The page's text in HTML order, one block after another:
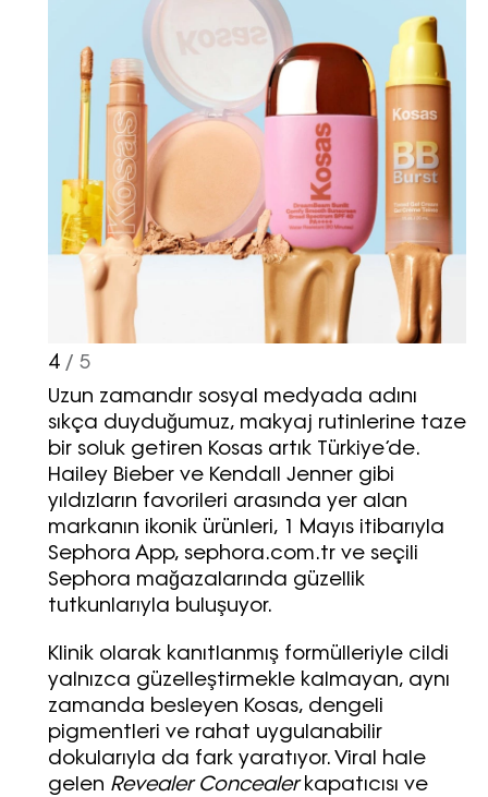
Turkuvaz Haberleşme ve Yayıncılık
A.Ş. tarafından
https://vogue.com.tr/
internet sitesi
üzerinden sunulan ürün ve
hizmetlere ilişkin reklam, tanıtım,
pazarlama ve kutlama/ temenni
amaçlı her türlü e-bülten/ ticari
elektronik ileti gönderiminin e-posta
yoluyla tarafıma yapılmasına onay
ve bu kapsamda/ amaçla ad/
soyad ve e-posta adresi verilerimin
işlenmesine açık rıza veriyorum.
KAYDET KAPAT
4/ 5
Uzun zamandır sosyal medyada adını
sıkça duyduğumuz, makyaj rutinlerine taze
bir soluk getiren Kosas artık Türkiye’de.
Hailey Bieber ve Kendall Jenner gibi
yıldızların favorileri arasında yer alan
markanın ikonik ürünleri, 1 Mayıs itibarıyla
Sephora App, sephora.com.tr ve seçili
Sephora mağazalarında güzellik
tutkunlarıyla buluşuyor.
Klinik olarak kanıtlanmış formülleriyle cildi
yalnızca güzelleştirmekle kalmayan, aynı
zamanda besleyen Kosas, dengeli
pigmentleri ve rahat uygulanabilir
dokularıyla da fark yaratıyor. Viral hale
gelen Revealer Concealerkapatıcısı ve